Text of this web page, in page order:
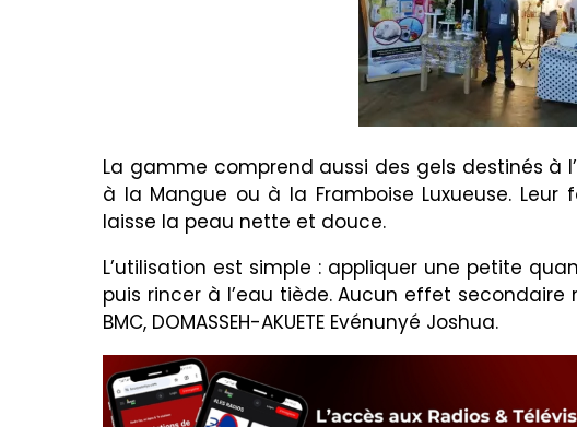
La gamme comprend aussi des gels destinés à
à la Mangue ou à la Framboise Luxueuse.
laisse la peau nette et douce.
L’utilisation est simple : appliquer une petite
puis rincer à l’eau tiède. Aucun effet secondaire
BMC, DOMASSEH-AKUETE Evénunyé Joshua.